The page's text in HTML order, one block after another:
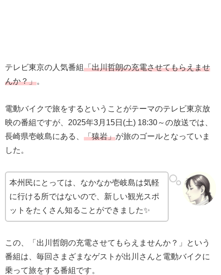
テレビ東京の人気番組「出川哲朗の充電させてもらえませ
んか？」。
電動バイクで旅をするということがテーマのテレビ東京放
映の番組ですが、2025年3月15日(土) 18:30～の放送では、
長崎県壱岐島にある、 「猿岩」が旅のゴールとなっていま
した。
本州民にとっては、なかなか壱岐島は気軽
に行ける所ではないので、新しい観光スポ
ットをたくさん知ることができました✨
この、「出川哲朗の充電させてもらえませんか？」という
番組は、毎回さまざまなゲストが出川さんと電動バイクに
乗って旅をする番組です。